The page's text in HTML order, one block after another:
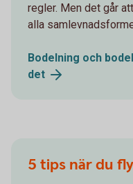
regler. Men det går
alla
Bodelning och
det
5 tips när du